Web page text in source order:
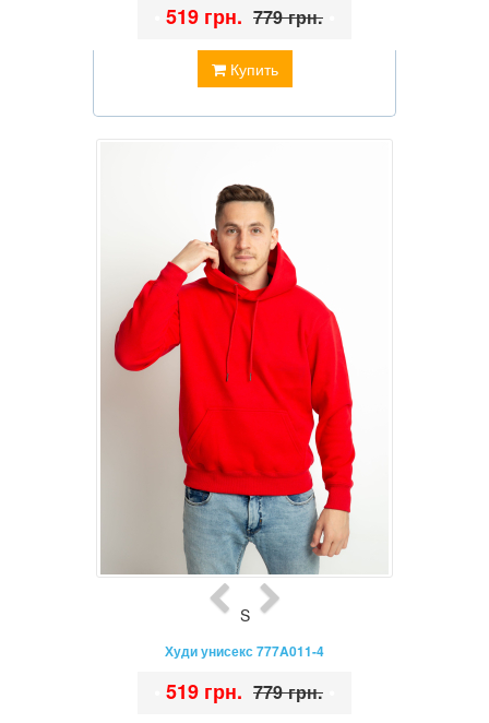
Купить
519 грн. 779 грн.
S
Худи унисекс 777A011-4
519 грн. 779 грн.